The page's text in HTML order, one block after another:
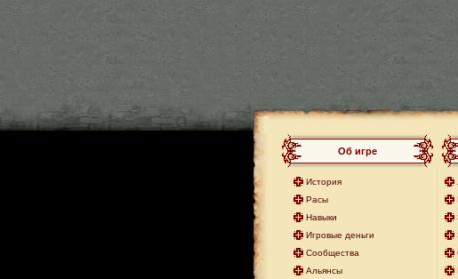
Об игре
История
Расы
Навыки
Игровые деньги
Сообщества
Альянсы